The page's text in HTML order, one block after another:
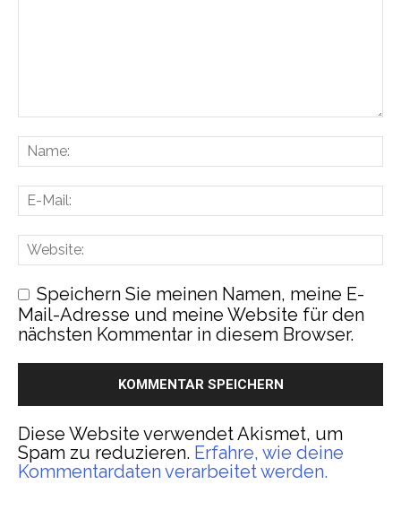
Speichern Sie meinen Namen, meine E-
Mail-Adresse und meine Website für den
nächsten Kommentar in diesem Browser.
Diese Website verwendet Akismet, um
Spam zu reduzieren. Erfahre, wie deine
Kommentardaten verarbeitet werden.